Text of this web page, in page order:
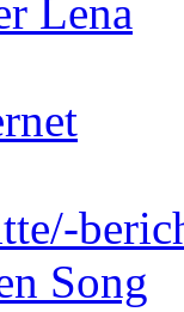
Lena
Song